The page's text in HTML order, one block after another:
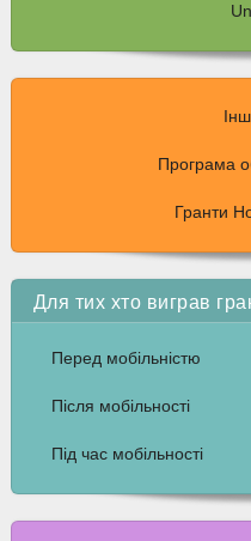
Програма
Гранти
Для тих хто виграв
Перед мобільністю
Після мобільності
Під час мобільності